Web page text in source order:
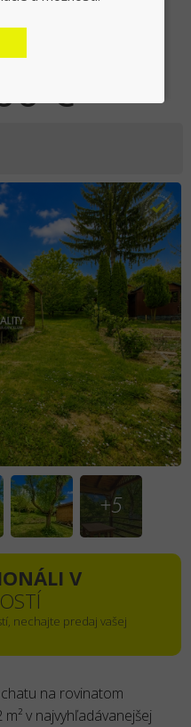
REALITY
€
+5
V
nechajte predaj vašej
na rovinatom
v najvyhľadávanejšej